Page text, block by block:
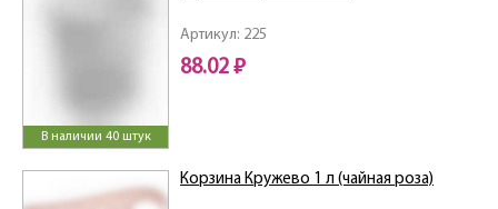
В наличии 40 штук
Артикул: 225
88.02 ₽
Корзина Кружево 1 л (чайная роза)